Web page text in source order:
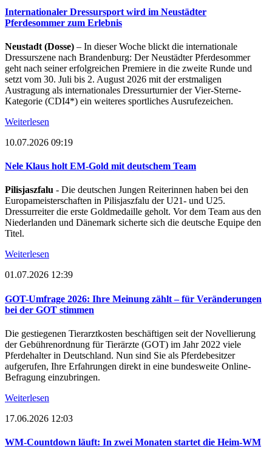
Internationaler Dressursport wird im Neustädter
Pferdesommer zum Erlebnis
Neustadt (Dosse) – In dieser Woche blickt die internationale
Dressurszene nach Brandenburg: Der Neustädter Pferdesommer
geht nach seiner erfolgreichen Premiere in die zweite Runde und
setzt vom 30. Juli bis 2. August 2026 mit der erstmaligen
Austragung als internationales Dressurturnier der Vier-Sterne-
Kategorie (CDI4*) ein weiteres sportliches Ausrufezeichen.
Weiterlesen
10.07.2026 09:19
Nele Klaus holt EM-Gold mit deutschem Team
Pilisjaszfalu - Die deutschen Jungen Reiterinnen haben bei den
Europameisterschaften in Pilisjaszfalu der U21- und U25.
Dressurreiter die erste Goldmedaille geholt. Vor dem Team aus den
Niederlanden und Dänemark sicherte sich die deutsche Equipe den
Titel.
Weiterlesen
01.07.2026 12:39
GOT-Umfrage 2026: Ihre Meinung zählt – für Veränderungen
bei der GOT stimmen
Die gestiegenen Tierarztkosten beschäftigen seit der Novellierung
der Gebührenordnung für Tierärzte (GOT) im Jahr 2022 viele
Pferdehalter in Deutschland. Nun sind Sie als Pferdebesitzer
aufgerufen, Ihre Erfahrungen direkt in eine bundesweite Online-
Befragung einzubringen.
Weiterlesen
17.06.2026 12:03
WM-Countdown läuft: In zwei Monaten startet die Heim-WM